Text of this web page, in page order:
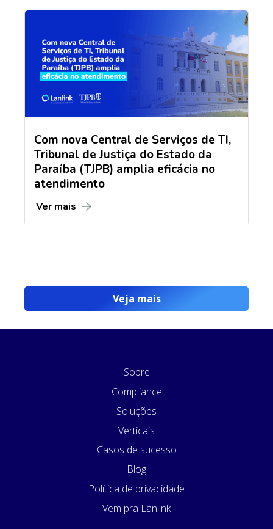
Com nova Central de Serviços de TI,
Tribunal de Justiça do Estado da
Paraíba (TJPB) amplia eficácia no
atendimento
Ver mais
Veja mais
Sobre
Compliance
Soluções
Verticais
Casos de sucesso
Blog
Política de privacidade
Vem pra Lanlink